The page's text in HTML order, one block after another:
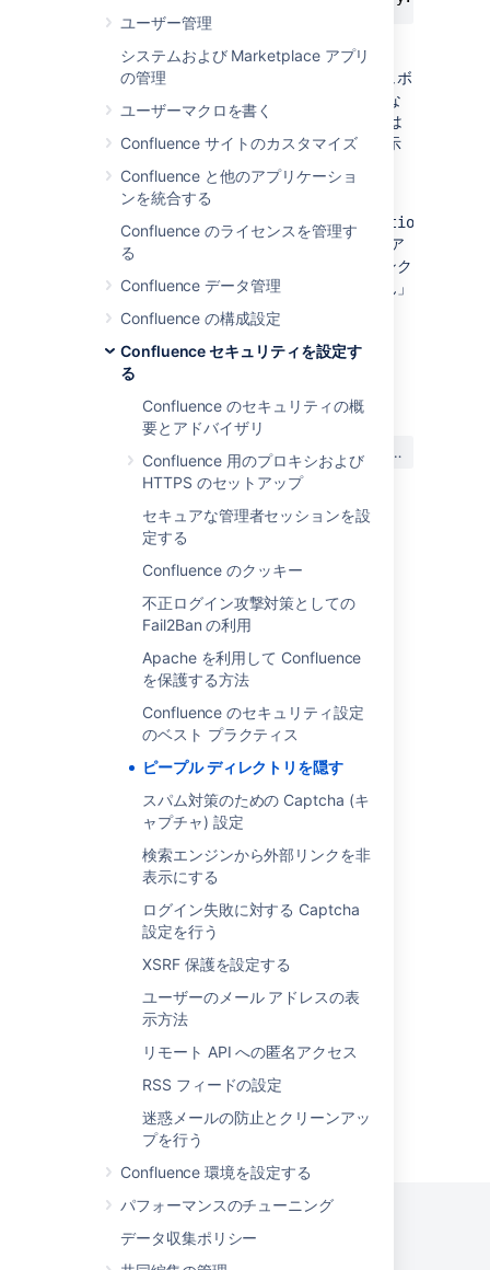
ユーザー管理
システムおよび Marketplace アプリ
の管理
ユーザーマクロを書く
Confluence サイトのカスタマイズ
Confluence と他のアプリケーショ
ンを統合する
Confluence のライセンスを管理す
る
Confluence データ管理
Confluence の構成設定
Confluence セキュリティを設定す
る
Confluence のセキュリティの概
要とアドバイザリ
Confluence 用のプロキシおよび
HTTPS のセットアップ
セキュアな管理者セッションを設
定する
Confluence のクッキー
不正ログイン攻撃対策としての
Fail2Ban の利用
Apache を利用して Confluence
を保護する方法
Confluence のセキュリティ設定
のベスト プラクティス
ピープル ディレクトリを隠す
スパム対策のための Captcha (キ
ャプチャ) 設定
検索エンジンから外部リンクを非
表示にする
ログイン失敗に対する Captcha
設定を行う
XSRF 保護を設定する
ユーザーのメール アドレスの表
示方法
リモート API への匿名アクセス
RSS フィードの設定
迷惑メールの防止とクリーンアッ
プを行う
Confluence 環境を設定する
パフォーマンスのチューニング
データ収集ポリシー
この回避策により、全ユーザー向けのダッシュボ
ードにユーザー ディレクトリが表示されなくな
りますが、"ユーザー" ブレッドクラム リンクは
引き続きユーザー プロファイルの左上隅に表示
リンクは
<CONFLUENCE_INSTALL>/browsepeople.action
に移動します。Confluence 管理者は引き続きア
クセスできますが、エンドユーザーがこのリンク
にアクセスしようとすると「権限がありません」
というエラーが表示されます。
最終更新日: 2024 年 12 月 6 日
この内容はお役に立ちました
はい いいえ
関連コンテンツ
How to hide the People Directory from a
Confluence group
Edit User Details
Configuring User Directories
Configuring the Internal Directory
Adding or Removing Users in Groups
Delete or Disable Users
Search the People Directory
Disabling the Built-In User Management
User Directories link missing when using
Tomcat 7
except the local administrator
Powered byConfluenceandScroll Viewport.